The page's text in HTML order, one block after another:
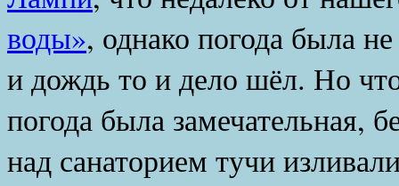
воды», однако погода была
и дождь то и дело шёл. Но
погода была замечательная,
над санаторием тучи